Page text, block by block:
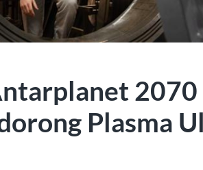
2070
Plasma